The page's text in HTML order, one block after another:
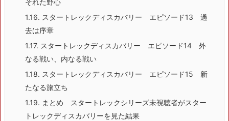
それた野心
1.16. スタートレックディスカバリー エピソード13 過
去は序章
1.17. スタートレックディスカバリー エピソード14 外
なる戦い、内なる戦い
1.18. スタートレックディスカバリー エピソード15 新
たなる旅立ち
1.19. まとめ スタートレックシリーズ未視聴者がスター
トレックディスカバリーを見た結果